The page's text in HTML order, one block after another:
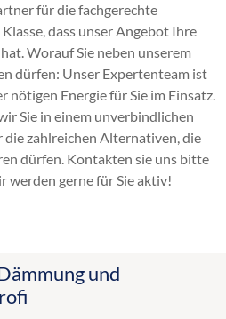
und
für die fachgerechte
dass unser Angebot Ihre
Worauf Sie neben unserem
dürfen: Unser Expertenteam ist
Energie für Sie im Einsatz.
Sie in einem unverbindlichen
zahlreichen Alternativen, die
dürfen. Kontakten sie uns bitte
werden gerne für Sie aktiv!